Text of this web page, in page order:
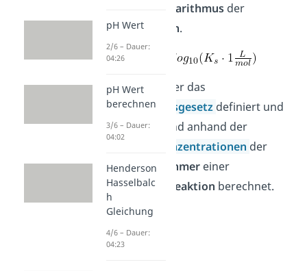
dekadischer Logarithmus der
Säurekonstanten.
Letztere wird über das
Massenwirkungsgesetz definiert und
dementsprechend anhand der
Stoffmengenkonzentrationen der
Reaktionsteilnehmer einer
Gleichgewichtsreaktion berechnet.
pH Wert
2/6 – Dauer:
04:26
pH Wert
berechnen
3/6 – Dauer:
04:02
Henderson
Hasselbalc
h
Gleichung
4/6 – Dauer:
04:23